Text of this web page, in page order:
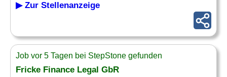
▶ Zur Stellenanzeige
Job vor 5 Tagen bei StepStone gefunden
Fricke Finance Legal GbR